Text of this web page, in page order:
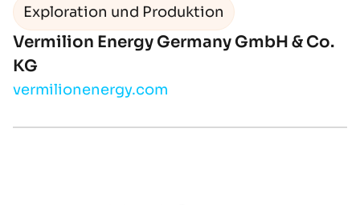
Exploration und Produktion
Vermilion Energy Germany GmbH & Co.
KG
vermilionenergy.com